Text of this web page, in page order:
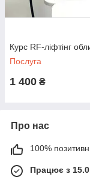
Курс RF-ліфтінг
Послуга
1 400 ₴
Про нас
100%
Працює з